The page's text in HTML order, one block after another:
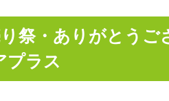
祭・ありがとう
プラス